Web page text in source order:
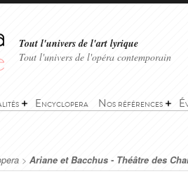
Tout l'univers de l'art lyrique
Tout l'univers de l'opéra contemporain
Encyclopera Nos références
> Ariane et Bacchus - Théâtre des